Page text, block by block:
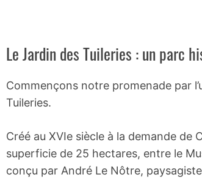
Le Jardin des Tuileries : un parc
Commençons notre promenade par
Tuileries.
Créé au XVIe siècle à la demande de
superficie de 25 hectares, entre le
conçu par André Le Nôtre,